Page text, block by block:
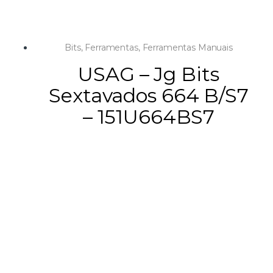
Bits, Ferramentas, Ferramentas Manuais
USAG – Jg Bits
Sextavados 664 B/S7
– 151U664BS7